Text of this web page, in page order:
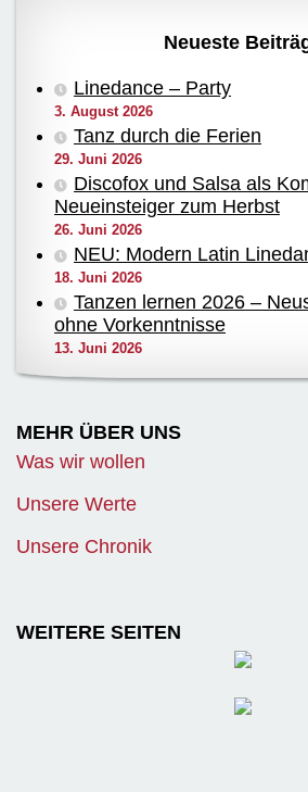
Neueste
Linedance – Party
3. August 2026
Tanz durch die Ferien
29. Juni 2026
Discofox und Salsa als
Neueinsteiger zum Herbst
26. Juni 2026
NEU: Modern Latin
18. Juni 2026
Tanzen lernen 2026 –
ohne Vorkenntnisse
13. Juni 2026
MEHR ÜBER UNS
Was wir wollen
Unsere Werte
Unsere Chronik
WEITERE SEITEN